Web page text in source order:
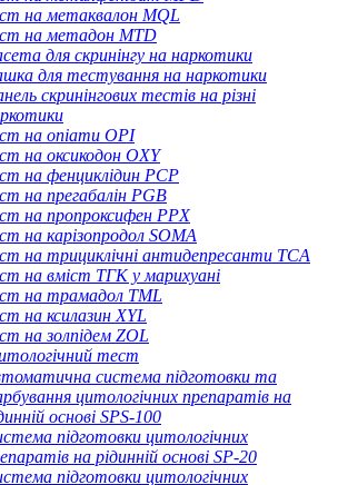
на метаквалон MQL
на метадон MTD
для скринінгу на наркотики
для тестування на наркотики
скринінгових тестів на різні
на опіати OPI
на оксикодон OXY
на фенциклідин PCP
на прегабалін PGB
на пропроксифен PPX
на карізопродол SOMA
на трициклічні антидепресанти TCA
на вміст ТГК у марихуані
на трамадол TML
на ксилазин XYL
на золпідем ZOL
тест
система підготовки та
цитологічних препаратів на
основі SPS-100
підготовки цитологічних
на рідинній основі SP-20
підготовки цитологічних